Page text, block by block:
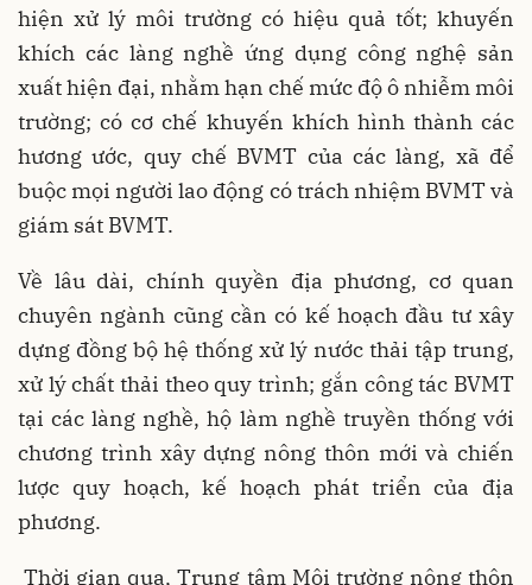
hiện xử lý môi trường có hiệu quả tốt; khuyến
khích các làng nghề ứng dụng công nghệ sản
xuất hiện đại, nhằm hạn chế mức độ ô nhiễm môi
trường; có cơ chế khuyến khích hình thành các
hương ước, quy chế BVMT của các làng, xã để
buộc mọi người lao động có trách nhiệm BVMT và
giám sát BVMT.
Về lâu dài, chính quyền địa phương, cơ quan
chuyên ngành cũng cần có kế hoạch đầu tư xây
dựng đồng bộ hệ thống xử lý nước thải tập trung,
xử lý chất thải theo quy trình; gắn công tác BVMT
tại các làng nghề, hộ làm nghề truyền thống với
chương trình xây dựng nông thôn mới và chiến
lược quy hoạch, kế hoạch phát triển của địa
phương.
Thời gian qua, Trung tâm Môi trường nông thôn